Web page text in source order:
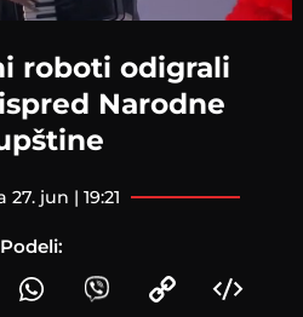
roboti odigrali
Narodne
27. jun | 19:21
Podeli: